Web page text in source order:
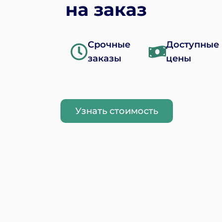
на заказ
Срочные
заказы
Доступные
цены
Узнать стоимость